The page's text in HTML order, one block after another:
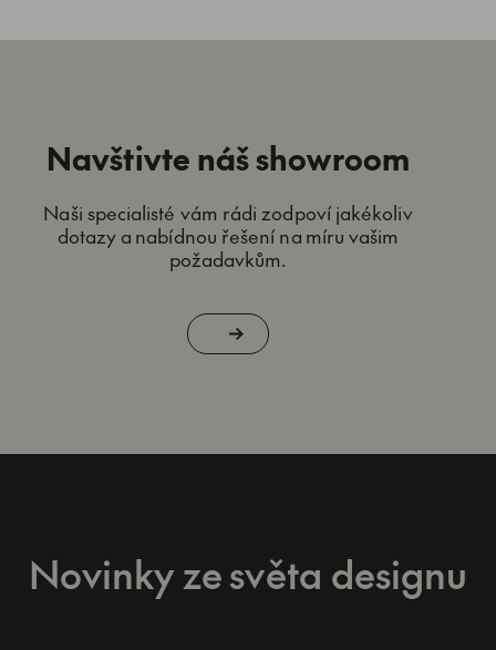
Navštivte náš showroom
Naši specialisté vám rádi zodpoví jakékoliv
dotazy a nabídnou řešení na míru vašim
požadavkům.
Novinky ze světa designu